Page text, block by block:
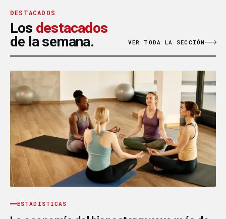
DESTACADOS
Los destacados
de la semana.
VER TODA LA SECCIÓN
ESTADÍSTICAS